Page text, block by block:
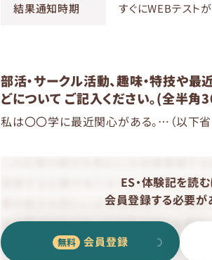
結果通知時期 すぐにWEBテスト
部活・サークル活動、趣味・特技や
どについて ご記入ください。(全半
私は〇〇学に最近関心がある。…（以下省
ES・体験記を読む
会員登録する必要が
会員登録